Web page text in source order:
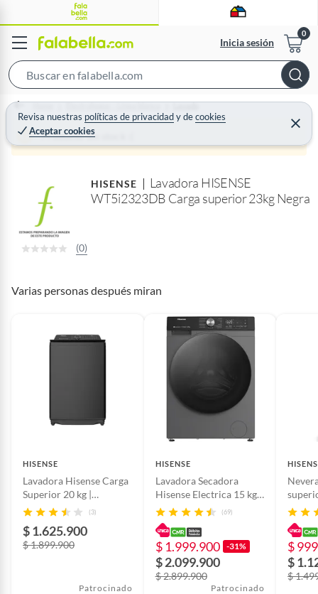
Inicia sesión
e
a
c
B
a
Revisa nuestras políticas de privacidadydecookies
Aceptar cookies
C
e
r
Home Electrohogar - Línea blanca Lavado
Producto sin stock :(
HISENSE
Lavadora HISENSE
WT5i2323DB Carga superior 23kg Negra
(0)
Varias personas después miran
HISENSE
Lavadora Hisense Carga
Superior 20 kg |
WT5I2023DB
(3)
$ 1.625.900
$ 1.899.900
Patrocinado
HISENSE
Lavadora Secadora
Hisense Electrica 15 kg |
WD3S1543BT
(69)
$ 1.999.900 -31%
$ 2.099.900
$ 2.899.900
Patrocinado
Netos
$
$
$